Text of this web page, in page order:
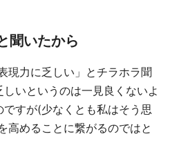
聞いたから
現力に乏しい」とチラホラ聞
いというのは一見良くないよ
すが(少なくとも私はそう思
高めることに繋がるのではと